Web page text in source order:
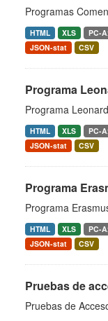
Programas
HTML XLS PC-
JSON-stat
CSV
Programa
Programa
HTML XLS PC-
JSON-stat
CSV
Programa
Programa
HTML XLS PC-
JSON-stat
CSV
Pruebas de
Pruebas de